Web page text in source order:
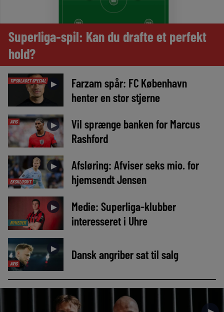
Superliga-spil: Kan du drafte et perfekt
hold?
TIPSBLADET SPECIAL ►
Farzam spår: FC København
henter en stor stjerne
AVIS ►
Vil sprænge banken for Marcus
Rashford
EKSKLUSIVT
►
Afsløring: Afviser seks mio. for
hjemsendt Jensen
NYHEDER
►
Medie: Superliga-klubber
interesseret i Uhre
AVIS
► Dansk angriber sat til salg